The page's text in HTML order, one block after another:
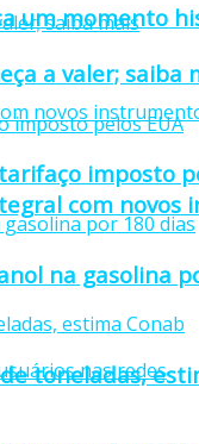
um momento
com novos
a valer; saiba
imposto
na gasolina
toneladas,